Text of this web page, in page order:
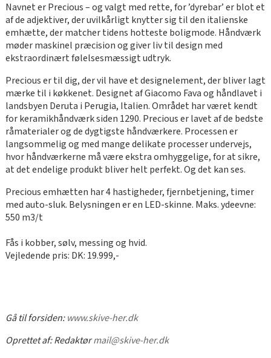
Navnet er Precious – og valgt med rette, for ’dyrebar’ er blot et
af de adjektiver, der uvilkårligt knytter sig til den italienske
emhætte, der matcher tidens hotteste boligmode. Håndværk
møder maskinel præcision og giver liv til design med
ekstraordinært følelsesmæssigt udtryk.
Precious er til dig, der vil have et designelement, der bliver lagt
mærke til i køkkenet. Designet af Giacomo Fava og håndlavet i
landsbyen Deruta i Perugia, Italien. Området har været kendt
for keramikhåndværk siden 1290. Precious er lavet af de bedste
råmaterialer og de dygtigste håndværkere. Processen er
langsommelig og med mange delikate processer undervejs,
hvor håndværkerne må være ekstra omhyggelige, for at sikre,
at det endelige produkt bliver helt perfekt. Og det kan ses.
Precious emhætten har 4 hastigheder, fjernbetjening, timer
med auto-sluk. Belysningen er en LED-skinne. Maks. ydeevne:
550 m3/t
Fås i kobber, sølv, messing og hvid.
Vejledende pris: DK: 19.999,-
Gå til forsiden:www.skive-her.dk
Oprettet af:Redaktørmail@skive-her.dk